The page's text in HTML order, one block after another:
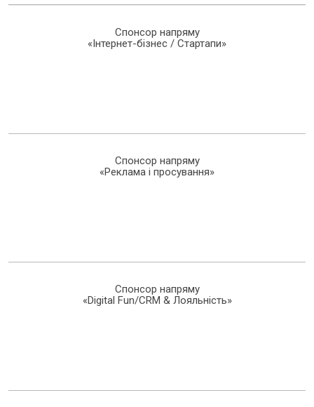
Спонсор напряму
«Інтернет-бізнес / Стартапи»
Спонсор напряму
«Реклама і просування»
Спонсор напряму
«Digital Fun/CRM & Лояльність»